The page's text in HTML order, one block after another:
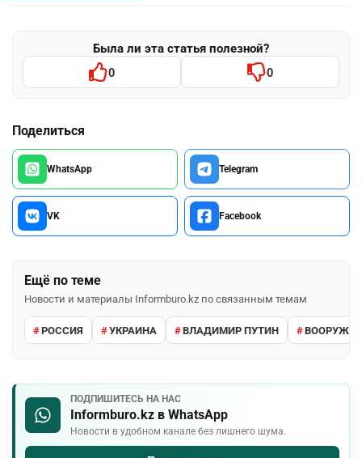
Была ли эта статья полезной?
0 0
Поделиться
WhatsApp Telegram
VK Facebook
Ещё по теме
Новости и материалы Informburo.kz по связанным темам
РОССИЯ УКРАИНА ВЛАДИМИР ПУТИН
ПОДПИШИТЕСЬ НА НАС
Informburo.kz в WhatsApp
Новости в удобном канале без лишнего шума.